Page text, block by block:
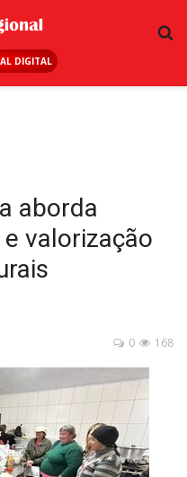
DIGITAL
aborda
valorização
168
0